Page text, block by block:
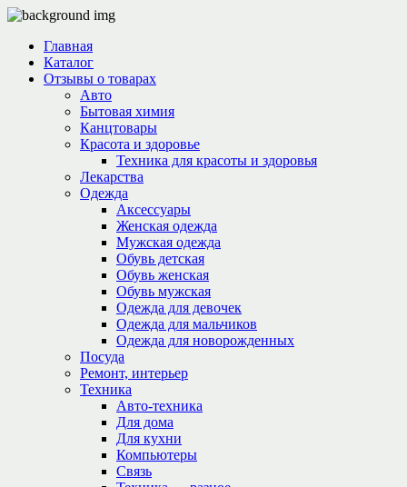
Главная
Каталог
Отзывы о товарах
Авто
Бытовая химия
Канцтовары
Красота и здоровье
Техника для красоты и здоровья
Лекарства
Одежда
Аксессуары
Женская одежда
Мужская одежда
Обувь детская
Обувь женская
Обувь мужская
Одежда для девочек
Одежда для мальчиков
Одежда для новорожденных
Посуда
Ремонт, интерьер
Техника
Авто-техника
Для дома
Для кухни
Компьютеры
Связь